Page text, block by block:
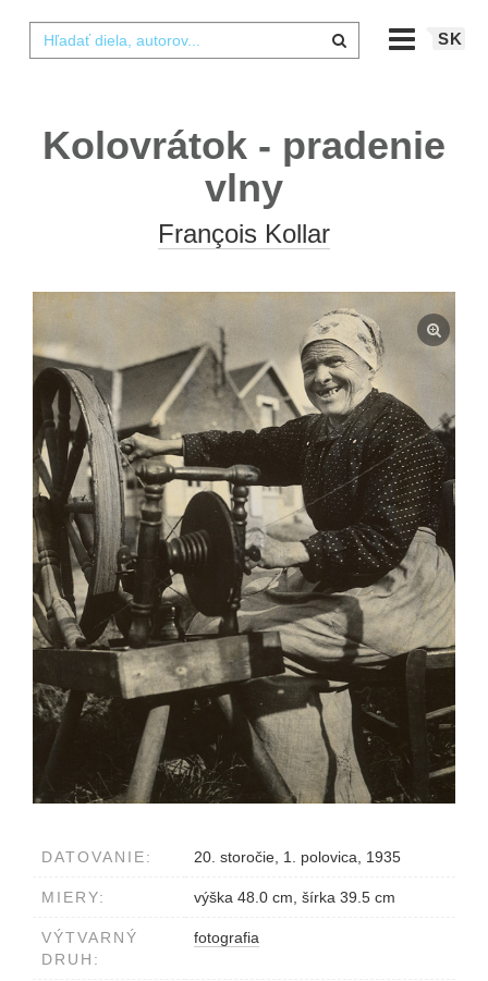
SK
Kolovrátok - pradenie
vlny
François Kollar
DATOVANIE: 20. storočie, 1. polovica, 1935
MIERY: výška 48.0 cm, šírka 39.5 cm
VÝTVARNÝ
DRUH:
fotografia